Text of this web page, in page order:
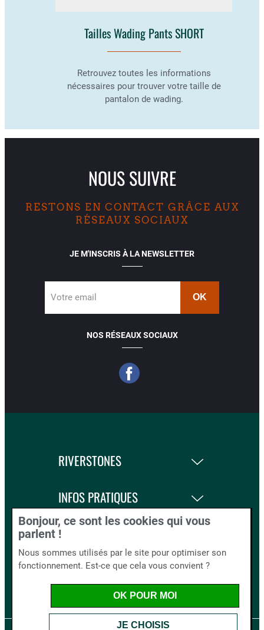
Tailles Wading Pants SHORT
Retrouvez toutes les informations
nécessaires pour trouver votre taille de
pantalon de wading.
NOUS SUIVRE
RESTONS EN CONTACT GRÂCE AUX
RÉSEAUX SOCIAUX
JE M'INSCRIS À LA NEWSLETTER
Votre email
NOS RÉSEAUX SOCIAUX
RIVERSTONES
INFOS PRATIQUES
LA BOUTIQUE
BLOG AND CO.
Bonjour, ce sont les cookies qui vous
parlent !
Nous sommes utilisés par le site pour optimiser son
fonctionnement. Est-ce que cela vous convient ?
JE CHOISIS
OK POUR MOI